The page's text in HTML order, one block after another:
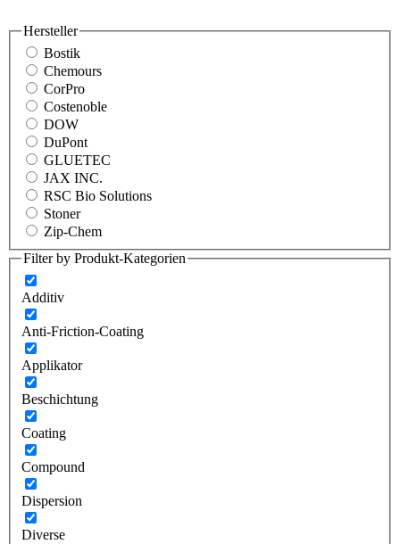
Hersteller
Bostik
Chemours
CorPro
Costenoble
DOW
DuPont
GLUETEC
JAX INC.
RSC Bio Solutions
Stoner
Zip-Chem
Filter by Produkt-Kategorien
Additiv
Anti-Friction-Coating
Applikator
Beschichtung
Coating
Compound
Dispersion
Diverse